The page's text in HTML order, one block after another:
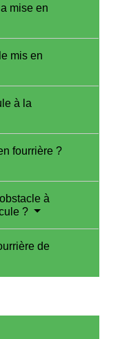
mise en
mis en
à la
fourrière ?
à
?
de